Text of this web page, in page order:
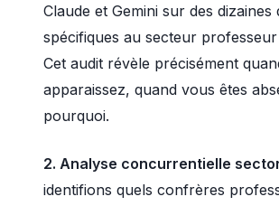
Claude et Gemini sur des dizaines
spécifiques au secteur
Cet audit révèle précisément
apparaissez, quand vous êtes
pourquoi.
2. Analyse concurrentielle
identifions quels confrères